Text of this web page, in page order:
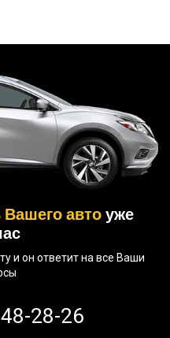
автоуже
и он ответит на все Ваши
28-26